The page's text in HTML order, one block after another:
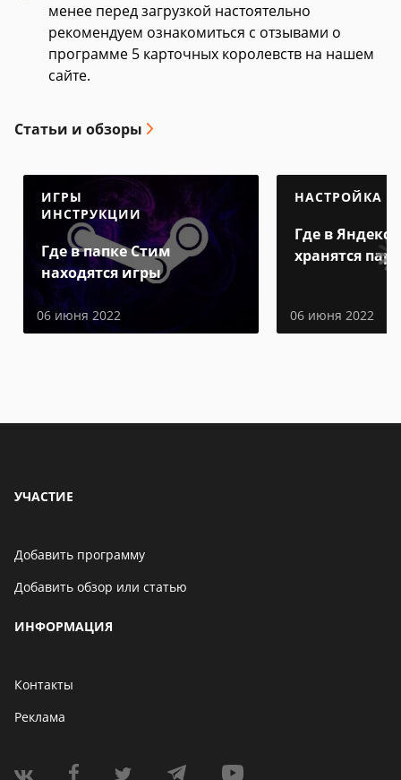
менее перед загрузкой настоятельно
рекомендуем ознакомиться с отзывами о
программе 5 карточных королевств на нашем
сайте.
Статьи и обзоры
ИГРЫ
ИНСТРУКЦИИ
Где в папке Стим
находятся игры
06 июня 2022
НАСТРОЙКА
Где в Яндекс
хранятся
06 июня 2022
УЧАСТИЕ
Добавить программу
Добавить обзор или статью
ИНФОРМАЦИЯ
Контакты
Реклама